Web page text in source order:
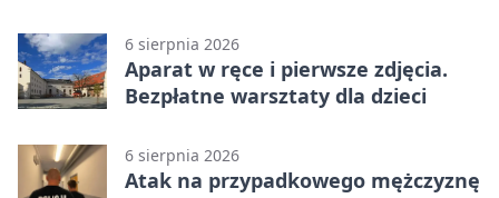
6 sierpnia 2026
Aparat w ręce i pierwsze zdjęcia.
Bezpłatne warsztaty dla dzieci
6 sierpnia 2026
Atak na przypadkowego mężczyznę